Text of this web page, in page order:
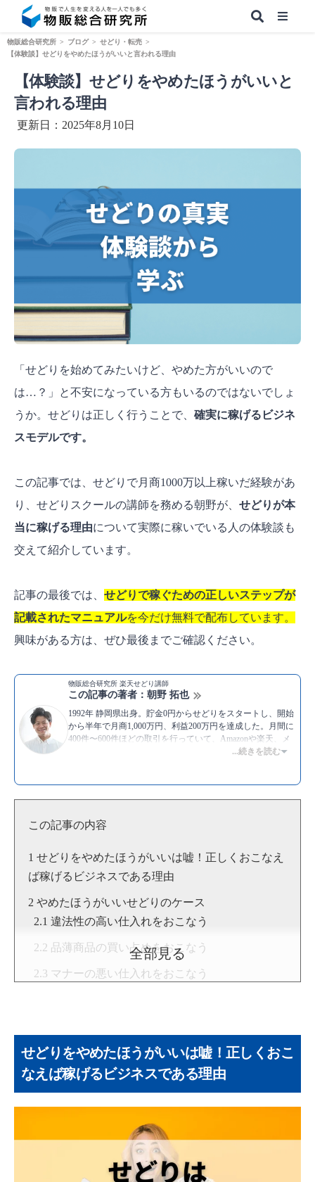
【無料】副業&本業 物販ノウハウ
物販総合研究所 > ブログ > せどり・転売 >
【体験談】せどりをやめたほうがいいと言われる理由
【体験談】せどりをやめたほうがいいと
言われる理由
更新日：2025年8月10日
「せどりを始めてみたいけど、やめた方がいいので
は…？」と不安になっている方もいるのではないでしょ
うか。せどりは正しく行うことで、 確実に稼げるビジネ
スモデルです。
この記事では、せどりで月商1000万以上稼いだ経験があ
り、せどりスクールの講師を務める朝野が、 せどりが本
当に稼げる理由について実際に稼いでいる人の体験談も
交えて紹介しています。
記事の最後では、 せどりで稼ぐための正しいステップが
記載されたマニュアルを今だけ無料で配布しています。
興味がある方は、ぜひ最後までご確認ください。
物販総合研究所 楽天せどり講師
この記事の著者：朝野 拓也
1992年 静岡県出身。貯金0円からせどりをスタートし、開始
から半年で月商1,000万円、利益200万円を達成した。月間に
400件〜600件ほどの取引を行っていて、Amazonや楽天、メ
ルカリなど主要プラットフォームを用いた販売は一通り経験
▶Twitter：https://twitter.com/asataku999
▶朝野拓也のプロフィール
...続きを読む
この記事の内容
せどりをやめたほうがいいは嘘！正しくおこなえ
ば稼げるビジネスである理由
やめたほうがいいせどりのケース
違法性の高い仕入れをおこなう
品薄商品の買い占めをおこなう
マナーの悪い仕入れをおこなう
現金利益ではなくポイント利益のみを狙う
せどりをやめるか悩んでいる人におすすめできる
理由
即金性が高い
スキマ時間に在宅で取り組める
全部見る
せどりをやめたほうがいいは嘘！正しくおこ
なえば稼げるビジネスである理由